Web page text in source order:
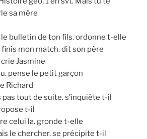
sa mère
bulletin de ton fils. ordonne t-elle
finis mon match. dit son père
Jasmine
pense le petit garçon
Richard
pas tout de suite. s’inquiète t-il
t-il
celui la. gronde t-elle
le chercher. se précipite t-il